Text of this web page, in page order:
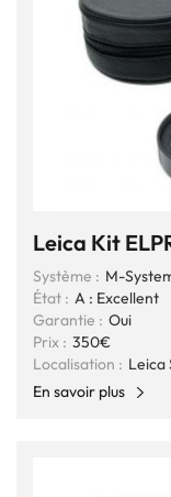
Leica Kit
Système : M-
État : A : Excellent
Garantie : Oui
Prix : 350€
Localisation : Leica
En savoir plus